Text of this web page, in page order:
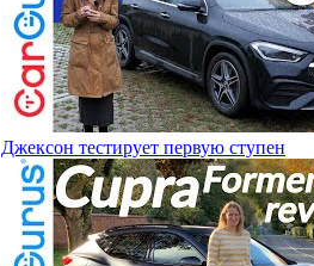
Джексон тестирует первую ступен